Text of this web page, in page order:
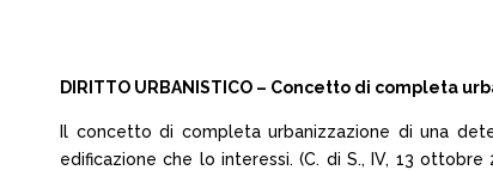
DIRITTO URBANISTICO – Concetto di completa
Il concetto di completa urbanizzazione di una
edificazione che lo interessi. (C. di S., IV, 13